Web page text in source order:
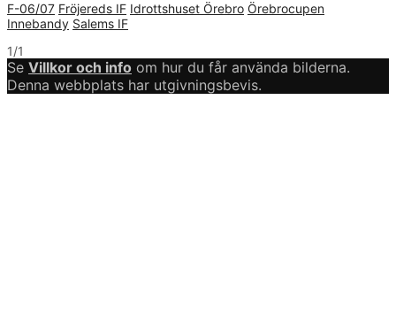
F-06/07 Fröjereds IF Idrottshuset Örebro Örebrocupen
Innebandy Salems IF
1/1
Se Villkor och info om hur du får använda bilderna.
Denna webbplats har utgivningsbevis.